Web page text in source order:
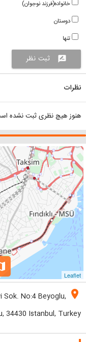
خانواده(فرزند نوجوان)
دوستان
تنها
rate_review ثبت نظر
نظرات
هنوز هیچ نظری ثبت نشده
Leaflet
location_on
Sok. No:4 Beyoglu,
34430 Istanbul, Turkey